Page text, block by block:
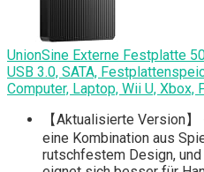
UnionSine Externe Festplatte
USB 3.0, SATA,
Computer, Laptop, Wii U, Xbox,
【Aktualisierte Version
eine Kombination aus
rutschfestem Design,